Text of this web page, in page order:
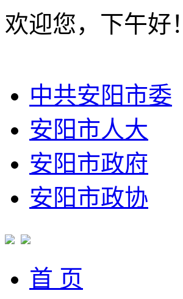
欢迎您，下午好！
中共安阳市委
安阳市人大
安阳市政府
安阳市政协
首 页